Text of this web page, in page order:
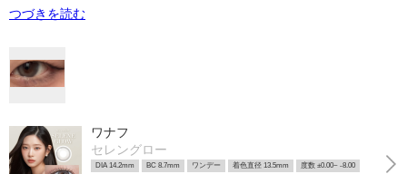
つづきを読む
ワナフ
セレングロー
DIA 14.2mm BC 8.7mm ワンデー 着色直径 13.5mm 度数 ±0.00~ -8.00